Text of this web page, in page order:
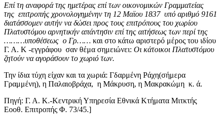
Επί τη αναφορά της ημετέρας επί των οικονομικών Γραμματείας
της επιτροπής χρονολογημένην τη 12 Μαϊου 1837 υπό αριθμό 9161
διατάσσομεν αυτήν να δώσει προς τους επιτρόπους του χωρίου
Πλατυστόμου αρνητικήν απάντησιν επί της αιτήσεως των περί της
………υποθέσεως ο Γρ…… και στο κάτω αριστερό μέρος του ιδίου
Γ. Α. Κ -εγγράφου σαν θέμα σημειώνει: Οι κάτοικοι Πλατυστόμου
ζητούν να αγοράσουν το χωριό των.
Την ίδια τύχη είχαν και τα χωριά: Γδαρμένη Ράχη(σήμερα
Γραμμένη), η Παλαιοβράχα, η Μάκρυση, η Μακρακώμη κ. ά.
Πηγή: Γ. Α. Κ.-Κεντρική Υπηρεσία Εθνικά Κτήματα Μιτκτής
Εοοθ. Επιτροπής Φ. 73/45.]